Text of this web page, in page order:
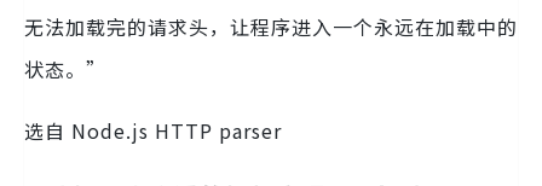
无法加载完的请求头，让程序进入一个永远在加载中的
状态。”
选自 Node.js HTTP parser